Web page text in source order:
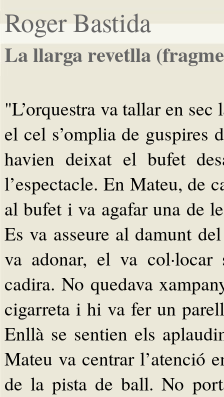
Roger Bastida
La llarga revetlla
"L’orquestra va tallar en
el cel s’omplia de guspires
havien deixat el bufet
l’espectacle. En Mateu, de
al bufet i va agafar una de
Es va asseure al damunt
va adonar, el va col·locar
cadira. No quedava
cigarreta i hi va fer un
Enllà se sentien els
Mateu va centrar l’atenció
de la pista de ball. No